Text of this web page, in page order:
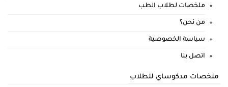
ملخصات لطلاب الطب
من نحن؟
سياسة الخصوصية
اتصل بنا
ملخصات مدكوساي للطلاب